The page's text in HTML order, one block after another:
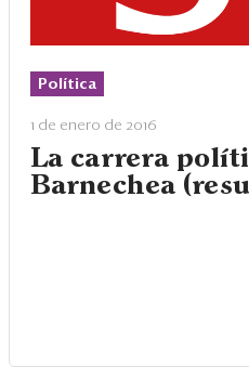
Política
1 de enero de 2016
La carrera
Barnechea